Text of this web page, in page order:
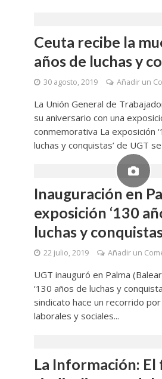
Ceuta recibe la
años de luchas y
30 agosto, 2019 Añadir un
La Unión General de
su aniversario con una
conmemorativa La exposición
luchas y conquistas’ de UGT
Inauguración en
exposición ‘130
luchas y
22 julio, 2019 Añadir un
UGT inauguró en Palma
‘130 años de luchas y
sindicato hace un recorrido
laborales y sociales...
La Información: